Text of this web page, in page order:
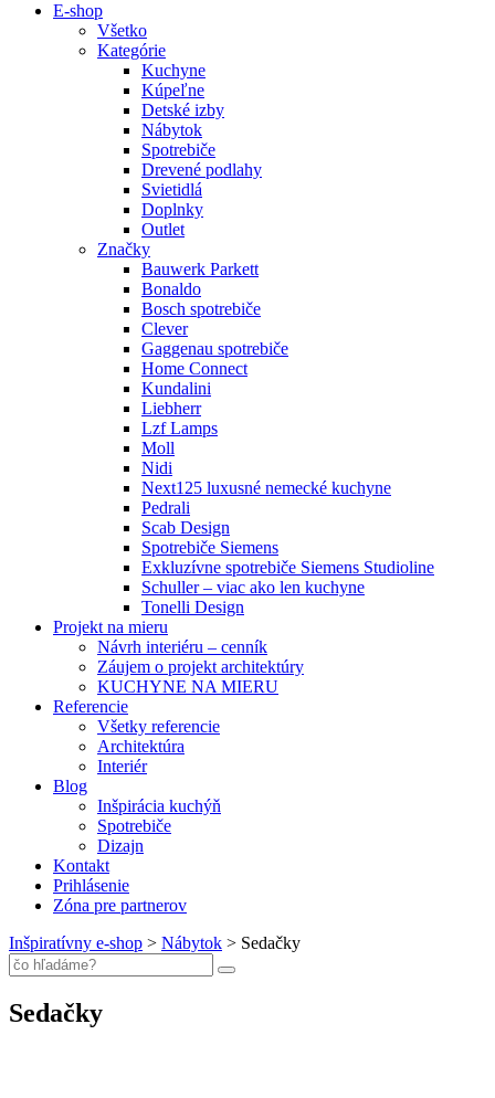
E-shop
Všetko
Kategórie
Kuchyne
Kúpeľne
Detské izby
Nábytok
Spotrebiče
Drevené podlahy
Svietidlá
Doplnky
Outlet
Značky
Bauwerk Parkett
Bonaldo
Bosch spotrebiče
Clever
Gaggenau spotrebiče
Home Connect
Kundalini
Liebherr
Lzf Lamps
Moll
Nidi
Next125 luxusné nemecké kuchyne
Pedrali
Scab Design
Spotrebiče Siemens
Exkluzívne spotrebiče Siemens Studioline
Schuller – viac ako len kuchyne
Tonelli Design
Projekt na mieru
Návrh interiéru – cenník
Záujem o projekt architektúry
KUCHYNE NA MIERU
Referencie
Všetky referencie
Architektúra
Interiér
Blog
Inšpirácia kuchýň
Spotrebiče
Dizajn
Kontakt
Prihlásenie
Zóna pre partnerov
Inšpiratívny e-shop > Nábytok > Sedačky
Sedačky